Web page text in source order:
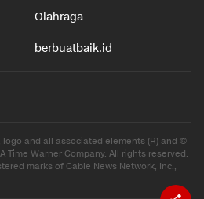
Olahraga
berbuatbaik.id
logo and all associated elements (R) and ©
Time Warner Company. All rights reserved.
marks of Cable News Network, Inc.,